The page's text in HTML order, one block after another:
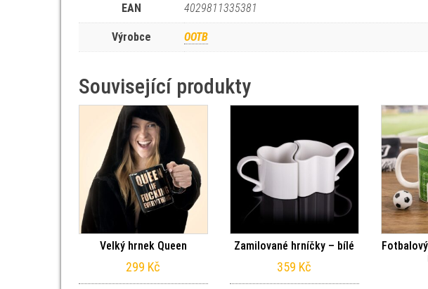
EAN 4029811335381
Výrobce OOTB
Související produkty
Velký hrnek Queen
299 Kč
Zamilované hrníčky – bílé
359 Kč